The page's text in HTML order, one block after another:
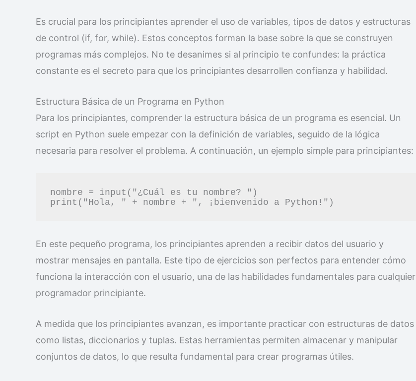
Es crucial para los principiantes aprender el uso de variables, tipos de datos y estructuras
de control (if, for, while). Estos conceptos forman la base sobre la que se construyen
programas más complejos. No te desanimes si al principio te confundes: la práctica
constante es el secreto para que los principiantes desarrollen confianza y habilidad.
Estructura Básica de un Programa en Python
Para los principiantes, comprender la estructura básica de un programa es esencial. Un
script en Python suele empezar con la definición de variables, seguido de la lógica
necesaria para resolver el problema. A continuación, un ejemplo simple para principiantes:
nombre = input("¿Cuál es tu nombre? ")
En este pequeño programa, los principiantes aprenden a recibir datos del usuario y
mostrar mensajes en pantalla. Este tipo de ejercicios son perfectos para entender cómo
funciona la interacción con el usuario, una de las habilidades fundamentales para cualquier
programador principiante.
A medida que los principiantes avanzan, es importante practicar con estructuras de datos
como listas, diccionarios y tuplas. Estas herramientas permiten almacenar y manipular
conjuntos de datos, lo que resulta fundamental para crear programas útiles.